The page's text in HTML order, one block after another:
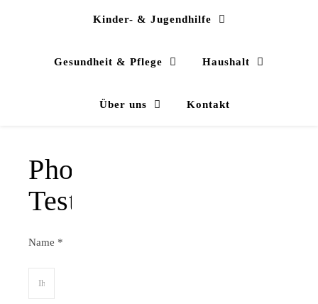
Kinder- & Jugendhilfe
Gesundheit & Pflege Haushalt
Über uns Kontakt
Photon
Test
Name *